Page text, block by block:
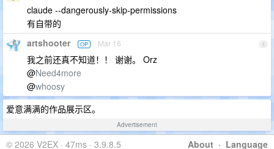
claude --dangerously-skip-permissions
有自带的
4
artshooter OP Mar 16
我之前还真不知道！！ 谢谢。 Orz
@Need4more
@whoosy
爱意满满的作品展示区。
Advertisement
About · Language
© 2026 V2EX · 47ms · 3.9.8.5